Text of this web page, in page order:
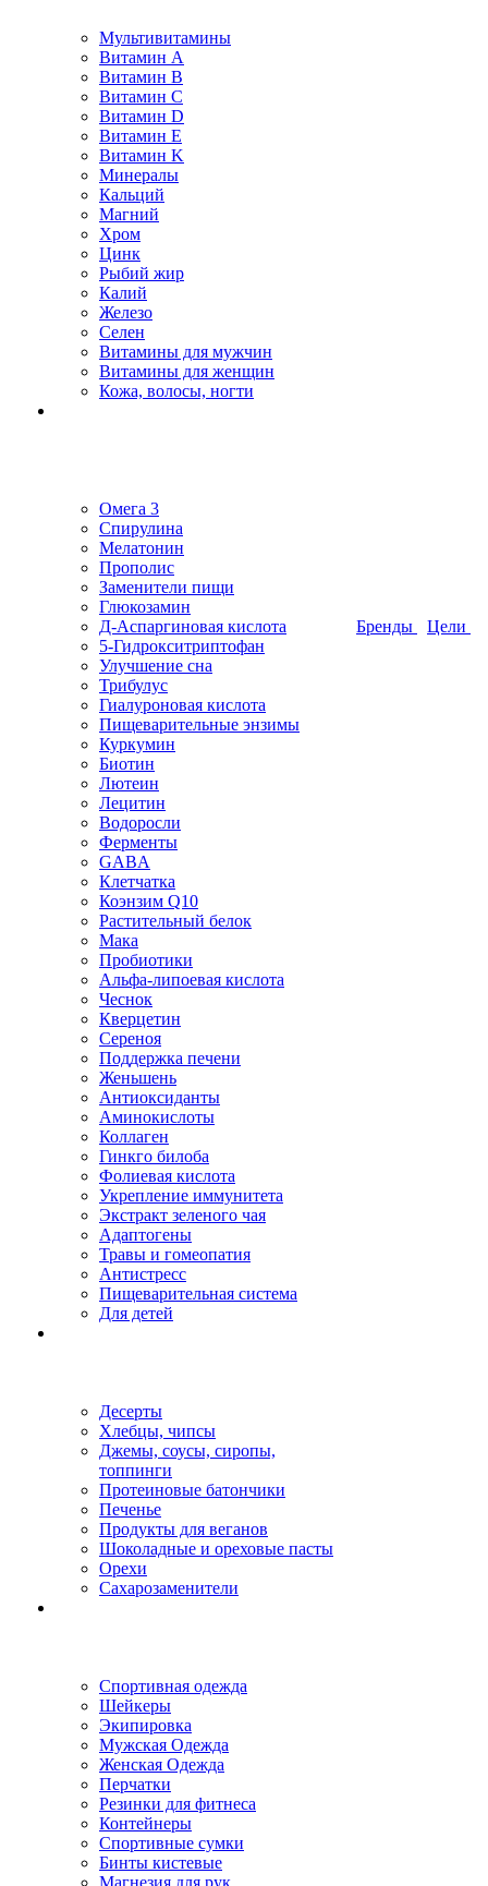
Мультивитамины
Витамин A
Витамин B
Витамин C
Витамин D
Витамин E
Витамин K
Минералы
Кальций
Магний
Хром
Цинк
Рыбий жир
Калий
Железо
Селен
Витамины для мужчин
Витамины для женщин
Кожа, волосы, ногти
Омега 3
Спирулина
Мелатонин
Прополис
Заменители пищи
Глюкозамин
Д-Аспаргиновая кислота
5-Гидрокситриптофан
Улучшение сна
Трибулус
Гиалуроновая кислота
Пищеварительные энзимы
Куркумин
Биотин
Лютеин
Лецитин
Водоросли
Ферменты
GABA
Клетчатка
Коэнзим Q10
Растительный белок
Мака
Пробиотики
Альфа-липоевая кислота
Чеснок
Кверцетин
Сереноя
Поддержка печени
Женьшень
Антиоксиданты
Аминокислоты
Коллаген
Гинкго билоба
Фолиевая кислота
Укрепление иммунитета
Экстракт зеленого чая
Адаптогены
Травы и гомеопатия
Антистресс
Пищеварительная система
Для детей
Десерты
Хлебцы, чипсы
Джемы, соусы, сиропы,
топпинги
Протеиновые батончики
Печенье
Продукты для веганов
Шоколадные и ореховые пасты
Орехи
Сахарозаменители
Спортивная одежда
Шейкеры
Экипировка
Мужская Одежда
Женская Одежда
Перчатки
Резинки для фитнеса
Контейнеры
Спортивные сумки
Бинты кистевые
Магнезия для рук
Бренды Цели